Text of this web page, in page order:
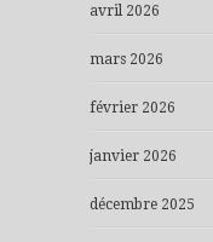
avril 2026
mars 2026
février 2026
janvier 2026
décembre 2025